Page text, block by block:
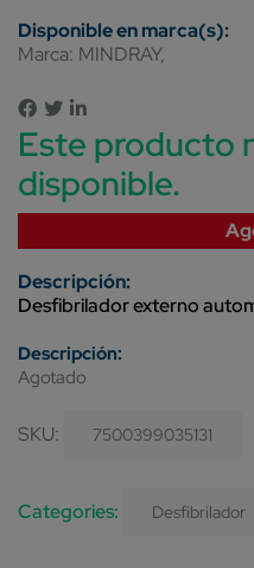
Marca: MINDRAY
Este producto
disponible.
Desfibrilador externo
Agotado
SKU: 7500399035131
Categories: Desfibrilador